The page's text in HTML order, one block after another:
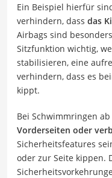
Ein Beispiel hierfür
verhindern, dass das
Airbags sind
Sitzfunktion wichtig,
stabilisieren, eine
verhindern, dass es
kippt.
Bei Schwimmringen
Vorderseiten oder
Sicherheitsfeatures
oder zur Seite kippen.